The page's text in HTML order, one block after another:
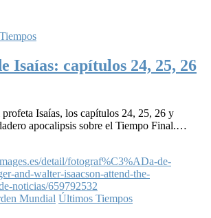
Isaías: capítulos 24, 25, 26
Isaías, los capítulos 24, 25, 26 y
apocalipsis sobre el Tiempo Final.…
Mundial Últimos Tiempos